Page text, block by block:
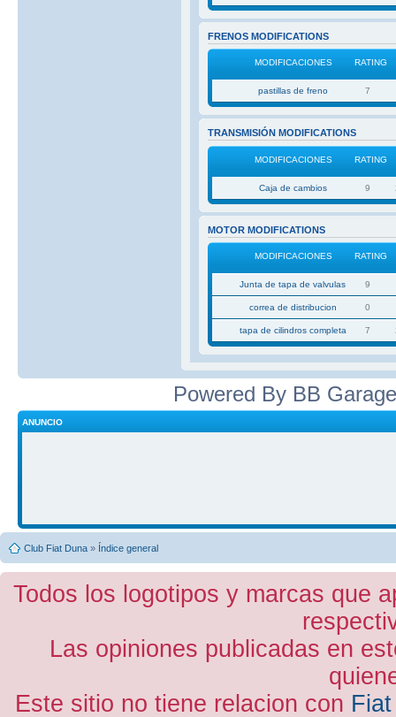
FRENOS MODIFICATIONS
MODIFICACIONES RATING
pastillas de freno 7
TRANSMISIÓN MODIFICATIONS
MODIFICACIONES RATING
Caja de cambios 9
MOTOR MODIFICATIONS
MODIFICACIONES RATING
Junta de tapa de valvulas 9
correa de distribucion 0
tapa de cilindros completa 7
Powered By BB
ANUNCIO
Club Fiat Duna » Índice general
Todos los logotipos y marcas que
Las opiniones publicadas en
Este sitio no tiene relacion con